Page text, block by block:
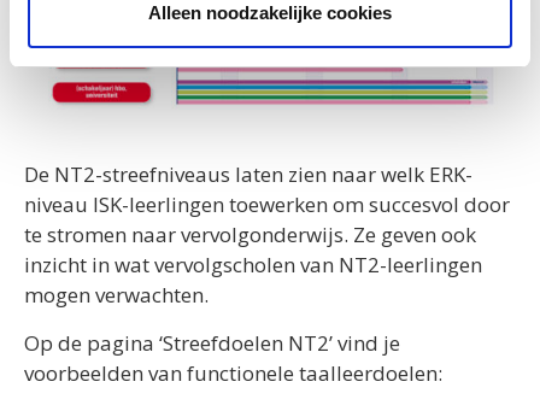
Alleen noodzakelijke cookies
De NT2-streefniveaus laten zien naar welk ERK-
niveau ISK-leerlingen toewerken om succesvol door
te stromen naar vervolgonderwijs. Ze geven ook
inzicht in wat vervolgscholen van NT2-leerlingen
mogen verwachten.
Op de pagina ‘Streefdoelen NT2’ vind je
voorbeelden van functionele taalleerdoelen: